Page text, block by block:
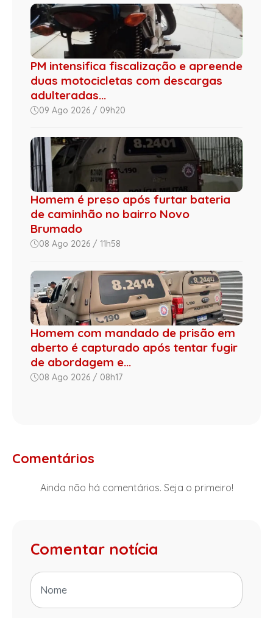
PM intensifica fiscalização e apreende
duas motocicletas com descargas
adulteradas...
09 Ago 2026 / 09h20
Homem é preso após furtar bateria
de caminhão no bairro Novo
Brumado
08 Ago 2026 / 11h58
Homem com mandado de prisão em
aberto é capturado após tentar fugir
de abordagem e...
08 Ago 2026 / 08h17
Comentários
Ainda não há comentários. Seja o primeiro!
Comentar notícia